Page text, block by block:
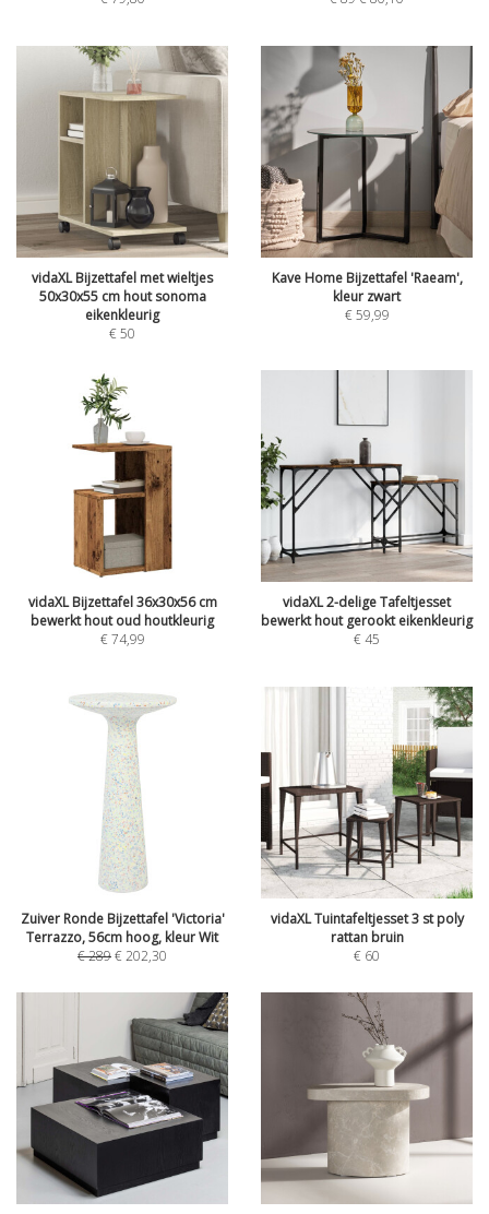
vidaXL Bijzettafel met wieltjes
50x30x55 cm hout sonoma
eikenkleurig
€50
Kave Home Bijzettafel 'Raeam',
kleur zwart
€59,99
vidaXL Bijzettafel 36x30x56 cm
bewerkt hout oud houtkleurig
€74,99
vidaXL 2-delige Tafeltjesset
bewerkt hout gerookt eikenkleurig
€45
Zuiver Ronde Bijzettafel 'Victoria'
Terrazzo, 56cm hoog, kleur Wit
€289€202,30
vidaXL Tuintafeltjesset 3 st poly
rattan bruin
€ 60